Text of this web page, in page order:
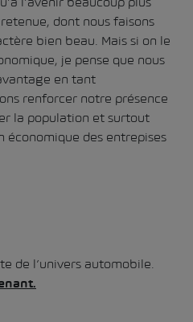
dont nous faisons
bien beau. Mais si on le
je pense que nous
en tant
renforcer notre présence
la population et surtout
économique des entrepises
de l’univers automobile.